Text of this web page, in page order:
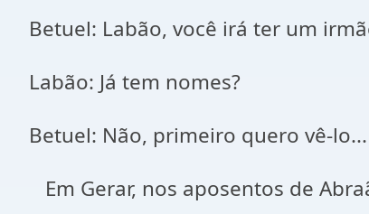
Betuel: Labão, você irá ter um
Labão: Já tem nomes?
Betuel: Não, primeiro quero vê-
Em Gerar, nos aposentos de